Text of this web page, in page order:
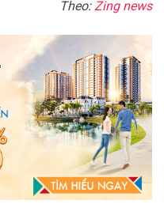
Theo:Zing news